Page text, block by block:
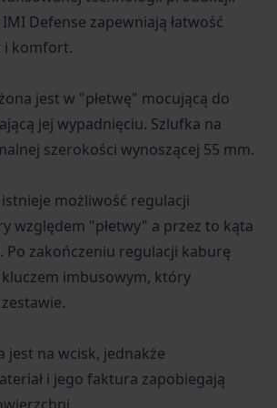
Operations (Tacops)
w Izraelu.
Defense zapewniają łatwość
i komfort.
jest w "płetwę" mocującą do
jej wypadnięciu. Szlufka na
szerokości wynoszącej 55 mm.
możliwość regulacji
względem "płetwy" a przez to kąta
Po zakończeniu regulacji kaburę
imbusowym, który
jest na wcisk, jednakże
i jego faktura zapobiegają